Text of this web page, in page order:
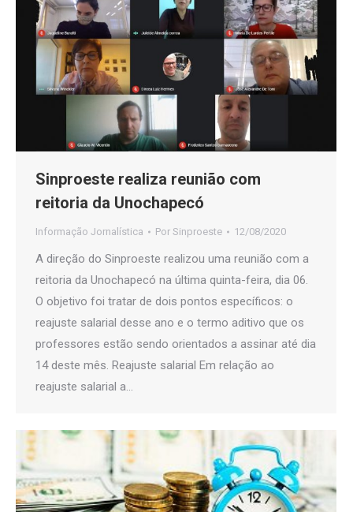
Sinproeste realiza reunião com
reitoria da Unochapecó
Informação Jornalística Por Sinproeste 12/08/2020
A direção do Sinproeste realizou uma reunião com a
reitoria da Unochapecó na última quinta-feira, dia 06.
O objetivo foi tratar de dois pontos específicos: o
reajuste salarial desse ano e o termo aditivo que os
professores estão sendo orientados a assinar até dia
14 deste mês. Reajuste salarial Em relação ao
reajuste salarial a…